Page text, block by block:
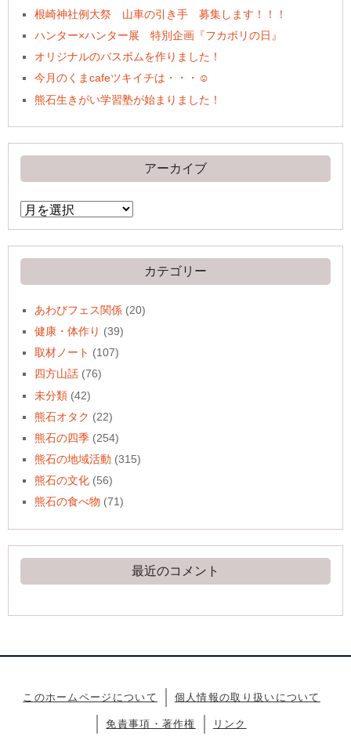
根崎神社例大祭 山車の引き手 募集します！！！
ハンター×ハンター展 特別企画『フカボリの日』
オリジナルのバスボムを作りました！
今月のくまcafeツキイチは・・・☺
熊石生きがい学習塾が始まりました！
アーカイブ
ア
ー
イ
ブ
カテゴリー
あわびフェス関係 (20)
健康・体作り (39)
取材ノート (107)
四方山話 (76)
未分類 (42)
熊石オタク (22)
熊石の四季 (254)
熊石の地域活動 (315)
熊石の文化 (56)
熊石の食べ物 (71)
最近のコメント
このホームページについて 個人情報の取り扱いについて
免責事項・著作権 リンク